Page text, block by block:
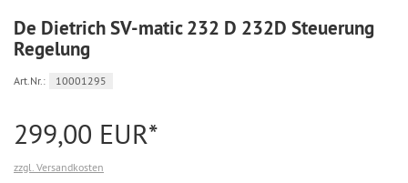
De Dietrich SV-matic 232 D 232D Steuerung
Regelung
Art.Nr.: 10001295
299,00 EUR*
zzgl. Versandkosten